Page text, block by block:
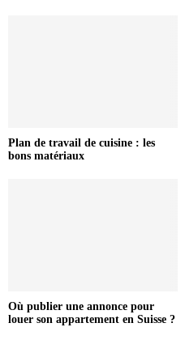
Plan de travail de cuisine : les
bons matériaux
Où publier une annonce pour
louer son appartement en Suisse ?